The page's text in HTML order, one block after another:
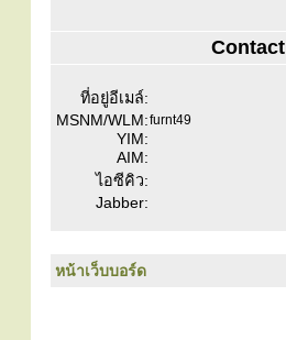
Contact
ที่อยู่อีเมล์:
MSNM/WLM:furnt49
YIM:
AIM:
ไอซีคิว:
Jabber:
หน้าเว็บบอร์ด